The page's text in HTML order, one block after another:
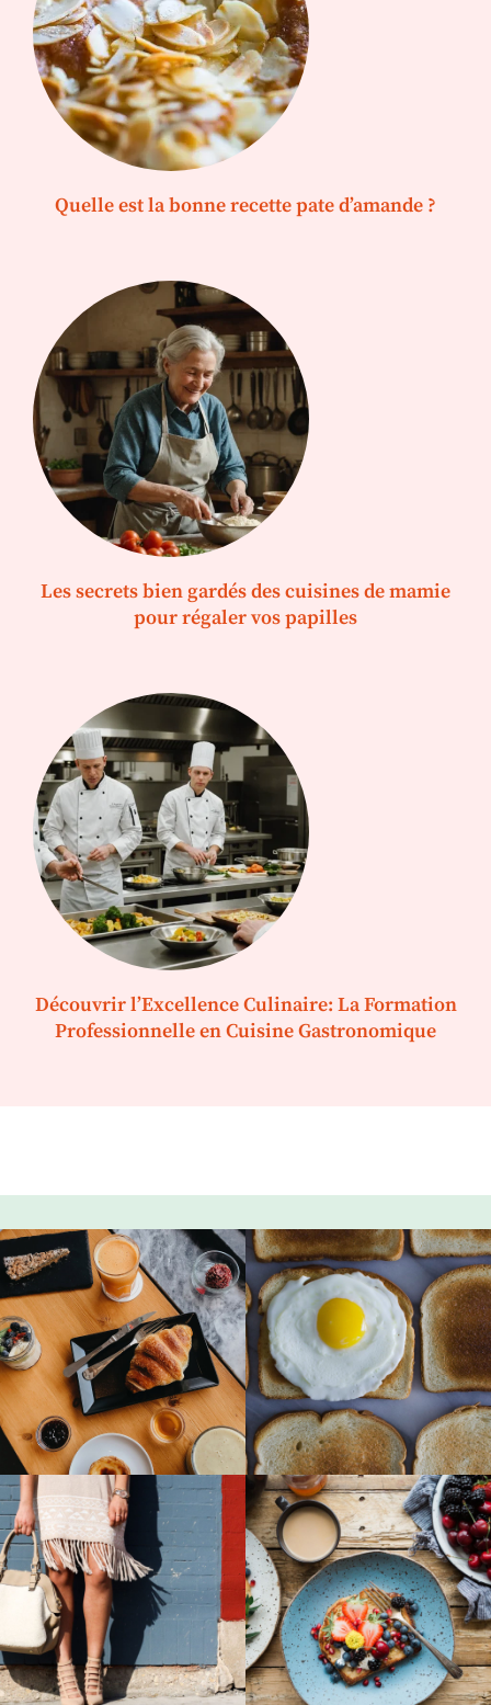
Quelle est la bonne recette pate d’amande ?
Les secrets bien gardés des cuisines de mamie
pour régaler vos papilles
Découvrir l’Excellence Culinaire: La Formation
Professionnelle en Cuisine Gastronomique